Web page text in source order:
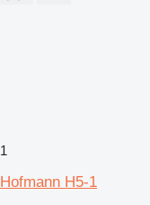
1
Hofmann H5-1